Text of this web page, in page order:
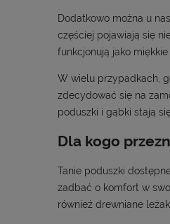
Dodatkowo można u
częściej pojawiają się
funkcjonują jako miękkie
W wielu przypadkach,
zdecydować się na
poduszki i gąbki stają
Dla kogo
Tanie poduszki
zadbać o komfort w
również drewniane